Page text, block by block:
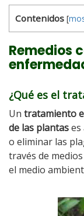
Contenidos [
Remedios
¿Qué es el
Un tratamiento
de las plantases
o eliminar las
través de
el medio